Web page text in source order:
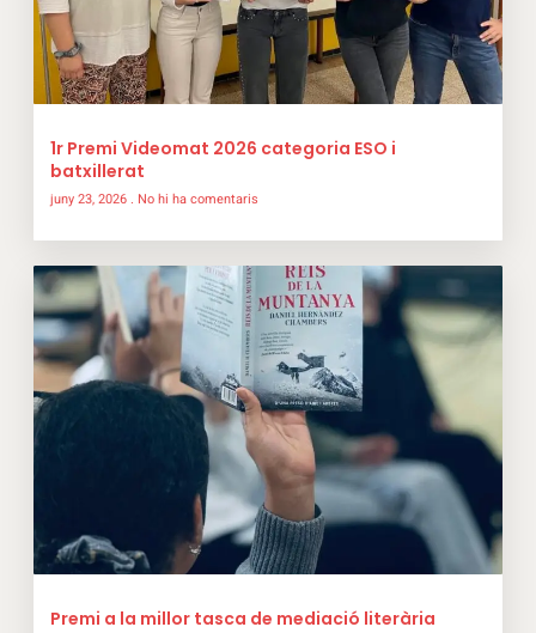
1r Premi Videomat 2026 categoria ESO i
batxillerat
juny 23, 2026 No hi ha comentaris
Premi a la millor tasca de mediació literària